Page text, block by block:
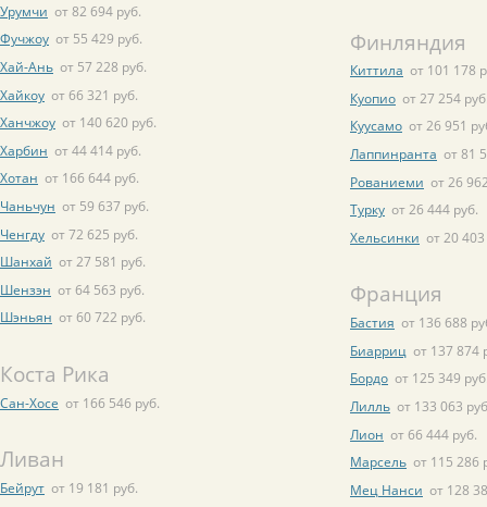
Урумчи от 82 694 руб.
Фучжоу от 55 429 руб.
Хай-Ань от 57 228 руб.
Хайкоу от 66 321 руб.
Ханчжоу от 140 620 руб.
Харбин от 44 414 руб.
Хотан от 166 644 руб.
Чаньчун от 59 637 руб.
Ченгду от 72 625 руб.
Шанхай от 27 581 руб.
Шензэн от 64 563 руб.
Шэньян от 60 722 руб.
Коста Рика
Сан-Хосе от 166 546 руб.
Ливан
Бейрут от 19 181 руб.
Финляндия
Киттила от 101 178
Куопио от 27 254
Куусамо от 26 951
Лаппинранта от 81
Рованиеми от 26
Турку от 26 444 руб.
Хельсинки от 20
Франция
Бастия от 136 688
Биарриц от 137 874
Бордо от 125 349
Лилль от 133 063
Лион от 66 444 руб.
Марсель от 115 286
Мец Нанси от 128